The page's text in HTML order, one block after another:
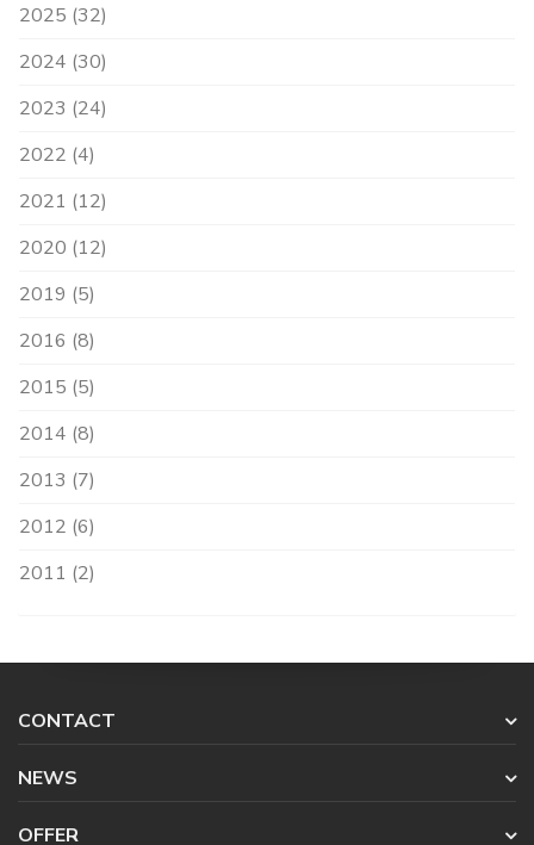
2025 (32)
2024 (30)
2023 (24)
2022 (4)
2021 (12)
2020 (12)
2019 (5)
2016 (8)
2015 (5)
2014 (8)
2013 (7)
2012 (6)
2011 (2)
CONTACT
NEWS
OFFER